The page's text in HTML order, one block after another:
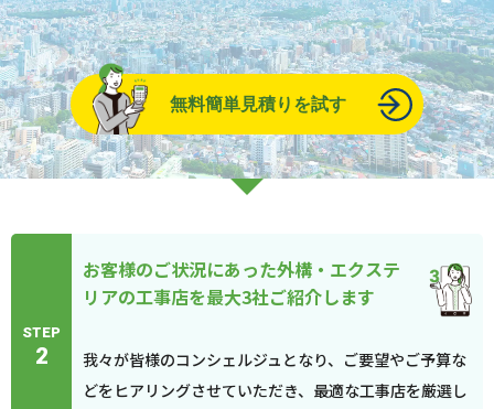
無料簡単見積りを試す
STEP
2
お客様のご状況にあった外構・エクステ
リアの工事店を最大3社ご紹介します
我々が皆様のコンシェルジュとなり、ご要望やご予算な
どをヒアリングさせていただき、最適な工事店を厳選し